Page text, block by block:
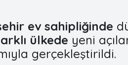
ev sahipliğinde
ülkede yeni
gerçekleştirildi.